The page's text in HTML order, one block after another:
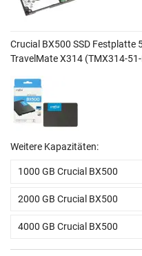
Crucial BX500 SSD Festplatte
TravelMate X314 (TMX314-
Weitere Kapazitäten:
1000 GB Crucial BX500
2000 GB Crucial BX500
4000 GB Crucial BX500